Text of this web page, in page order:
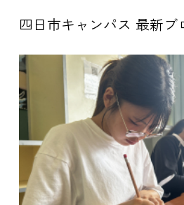
四日市キャンパス 最新ブ